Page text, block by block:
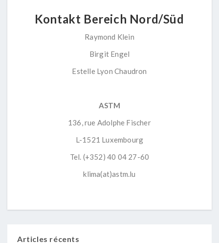
Kontakt Bereich Nord/Süd
Raymond Klein
Birgit Engel
Estelle Lyon Chaudron
ASTM
136, rue Adolphe Fischer
L-1521 Luxembourg
Tel. (+352) 40 04 27-60
klima(at)astm.lu
Articles récents